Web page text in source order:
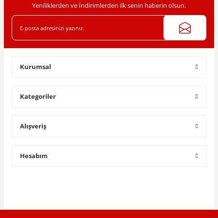
Gönder
Yeniliklerden ve İndirimlerden ilk senin haberin olsun.
Kurumsal
Kategoriler
Alışveriş
Hesabım